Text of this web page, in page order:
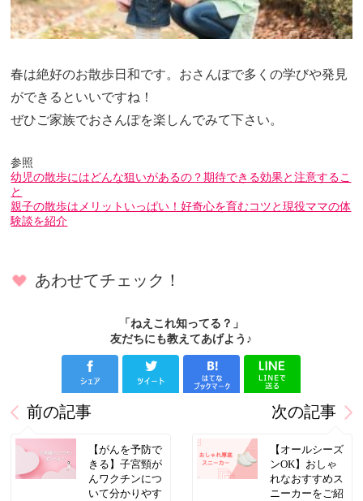
春は絶好のお散歩日和です。おさんぽで多くの学びや発見
ができるといいですね！
ぜひご家族でおさんぽを楽しんでみて下さい。
参照
幼児の散歩にはどんな狙いがあるの？期待できる効果と注意するこ
と
親子の散歩はメリットいっぱい！好奇心を育むコツと現役ママの体
験談を紹介
あわせてチェック！
「ねえこれ知ってる？」
友だちにも教えてあげよう♪
前の記事
【がんを予防で
きる】子宮頸が
んワクチンにつ
いて分かりやす
次の記事
【オールシーズ
ンOK】おしゃ
れなおすすめス
ニーカーをご紹